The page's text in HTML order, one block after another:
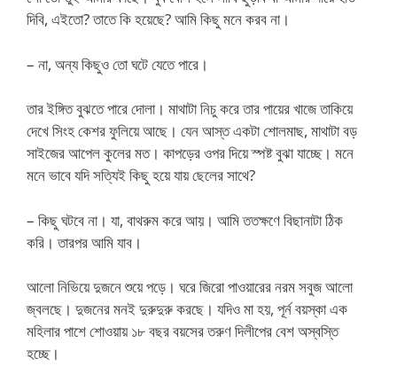
দিবি, এইতো? তাতে কি হয়েছে? আমি কিছু মনে করব না।
– না, অন্য কিছুও তো ঘটে যেতে পারে।
তার ইঙ্গিত বুঝতে পারে দোলা। মাথাটা নিচু করে তার পায়ের খাজে তাকিয়ে
দেখে সিংহ কেশর ফুলিয়ে আছে। যেন আস্ত একটা শোলমাছ, মাথাটা বড়
সাইজের আপেল কুলের মত। কাপড়ের ওপর দিয়ে স্পষ্ট বুঝা যাচ্ছে। মনে
মনে ভাবে যদি সত্যিই কিছু হয়ে যায় ছেলের সাথে?
– কিছু ঘটবে না। যা, বাথরুম করে আয়। আমি ততক্ষণে বিছানাটা ঠিক
করি। তারপর আমি যাব।
আলো নিভিয়ে দুজনে শুয়ে পড়ে। ঘরে জিরো পাওয়ারের নরম সবুজ আলো
জ্বলছে। দুজনের মনই দুরুদুরু করছে। যদিও মা হয়, পূর্ন বয়স্কা এক
মহিলার পাশে শোওয়ায় ১৮ বছর বয়সের তরুণ দিলীপের বেশ অস্বস্তি
হচ্ছে।